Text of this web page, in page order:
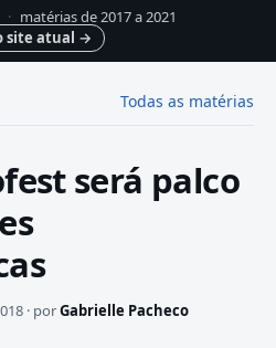
· matérias de 2017 a 2021
site atual →
Todas as matérias
será palco
· porGabrielle Pacheco